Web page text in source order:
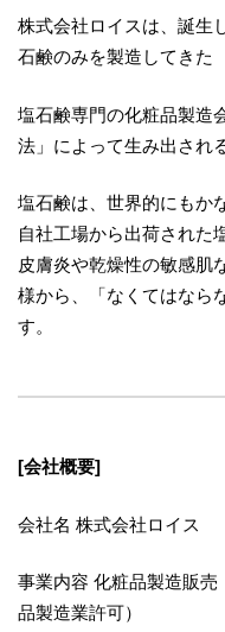
株式会社ロイスは、誕生
石鹸のみを製造してきた
塩石鹸専門の化粧品製造
法」によって生み出され
塩石鹸は、世界的にもか
自社工場から出荷された
皮膚炎や乾燥性の敏感肌
様から、「なくてはなら
す。
[会社概要]
会社名 株式会社ロイス
事業内容 化粧品製造販
品製造業許可）